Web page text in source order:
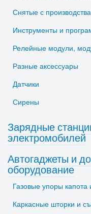
Снятые с производства
Инструменты и
Релейные модули,
Разные аксессуары
Датчики
Сирены
Зарядные
электромобилей
Автогаджеты и
оборудование
Газовые упоры капота
Каркасные шторки и